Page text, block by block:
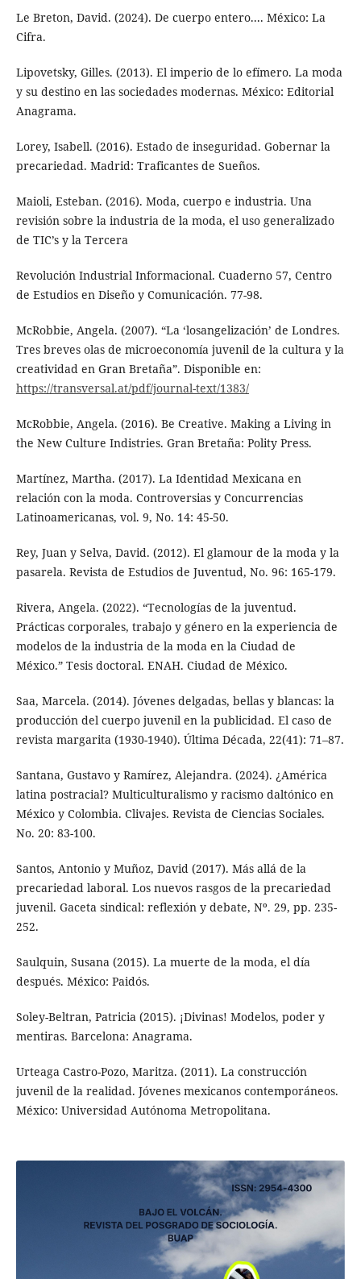
Le Breton, David. (2024). De cuerpo entero.... México: La
Cifra.
Lipovetsky, Gilles. (2013). El imperio de lo efímero. La moda
y su destino en las sociedades modernas. México: Editorial
Anagrama.
Lorey, Isabell. (2016). Estado de inseguridad. Gobernar la
precariedad. Madrid: Traficantes de Sueños.
Maioli, Esteban. (2016). Moda, cuerpo e industria. Una
revisión sobre la industria de la moda, el uso generalizado
de TIC’s y la Tercera
Revolución Industrial Informacional. Cuaderno 57, Centro
de Estudios en Diseño y Comunicación. 77-98.
McRobbie, Angela. (2007). “La ‘losangelización’ de Londres.
Tres breves olas de microeconomía juvenil de la cultura y la
creatividad en Gran Bretaña”. Disponible en:
https://transversal.at/pdf/journal-text/1383/
McRobbie, Angela. (2016). Be Creative. Making a Living in
the New Culture Indistries. Gran Bretaña: Polity Press.
Martínez, Martha. (2017). La Identidad Mexicana en
relación con la moda. Controversias y Concurrencias
Latinoamericanas, vol. 9, No. 14: 45-50.
Rey, Juan y Selva, David. (2012). El glamour de la moda y la
pasarela. Revista de Estudios de Juventud, No. 96: 165-179.
Rivera, Angela. (2022). “Tecnologías de la juventud.
Prácticas corporales, trabajo y género en la experiencia de
modelos de la industria de la moda en la Ciudad de
México.” Tesis doctoral. ENAH. Ciudad de México.
Saa, Marcela. (2014). Jóvenes delgadas, bellas y blancas: la
producción del cuerpo juvenil en la publicidad. El caso de
revista margarita (1930-1940). Última Década, 22(41): 71–87.
Santana, Gustavo y Ramírez, Alejandra. (2024). ¿América
latina postracial? Multiculturalismo y racismo daltónico en
México y Colombia. Clivajes. Revista de Ciencias Sociales.
No. 20: 83-100.
Santos, Antonio y Muñoz, David (2017). Más allá de la
precariedad laboral. Los nuevos rasgos de la precariedad
juvenil. Gaceta sindical: reflexión y debate, Nº. 29, pp. 235-
252.
Saulquin, Susana (2015). La muerte de la moda, el día
después. México: Paidós.
Soley-Beltran, Patricia (2015). ¡Divinas! Modelos, poder y
mentiras. Barcelona: Anagrama.
Urteaga Castro-Pozo, Maritza. (2011). La construcción
juvenil de la realidad. Jóvenes mexicanos contemporáneos.
México: Universidad Autónoma Metropolitana.